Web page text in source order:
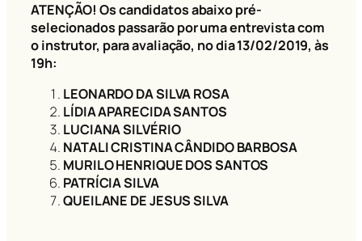
ATENÇÃO! Os candidatos abaixo pré-
selecionados passarão por uma entrevista com
o instrutor, para avaliação, no dia 13/02/2019, às
19h:
LEONARDO DA SILVA ROSA
LÍDIA APARECIDA SANTOS
LUCIANA SILVÉRIO
NATALI CRISTINA CÂNDIDO BARBOSA
MURILO HENRIQUE DOS SANTOS
PATRÍCIA SILVA
QUEILANE DE JESUS SILVA